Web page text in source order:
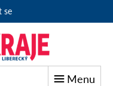
se
Menu